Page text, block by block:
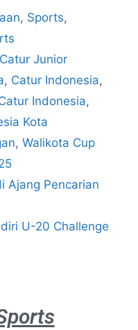
, Sports,
Junior
, Catur Indonesia,
Indonesia,
Kota
, Walikota Cup
Ajang Pencarian
U-20 Challenge